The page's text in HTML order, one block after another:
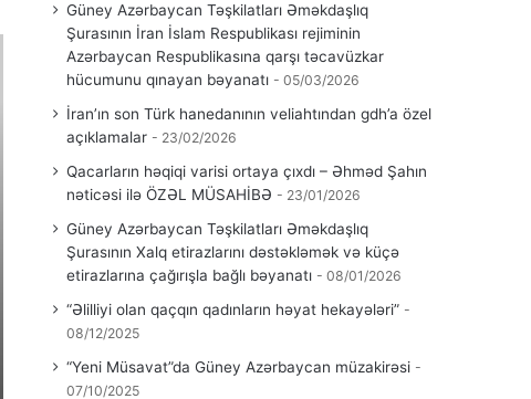
Güney Azərbaycan Təşkilatları Əməkdaşlıq
Şurasının İran İslam Respublikası rejiminin
Azərbaycan Respublikasına qarşı təcavüzkar
hücumunu qınayan bəyanatı
05/03/2026
İran’ın son Türk hanedanının veliahtından gdh’a özel
açıklamalar
23/02/2026
Qacarların həqiqi varisi ortaya çıxdı – Əhməd Şahın
nəticəsi ilə ÖZƏL MÜSAHİBƏ
23/01/2026
Güney Azərbaycan Təşkilatları Əməkdaşlıq
Şurasının Xalq etirazlarını dəstəkləmək və küçə
etirazlarına çağırışla bağlı bəyanatı
08/01/2026
“Əlilliyi olan qaçqın qadınların həyat hekayələri”
08/12/2025
“Yeni Müsavat”da Güney Azərbaycan müzakirəsi
07/10/2025